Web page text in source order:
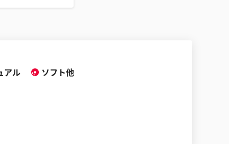
アル
ソフト他